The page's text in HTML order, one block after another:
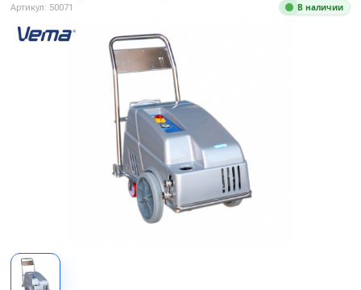
Артикул: 50071 В наличии